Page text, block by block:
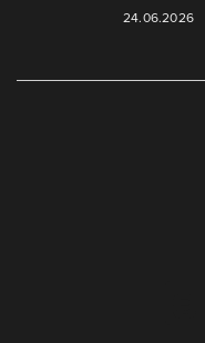
24.06.2026